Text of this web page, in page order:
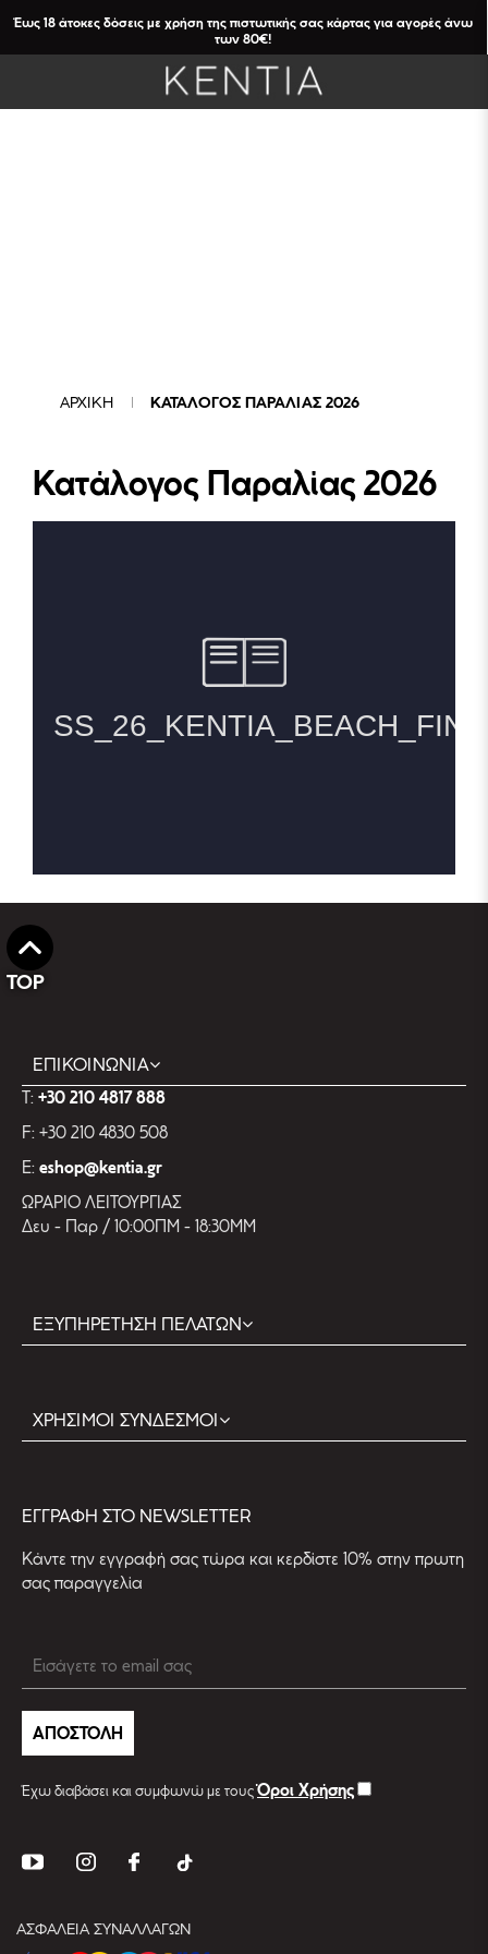
ΑΡΧΙΚΗ ΚΑΤΑΛΟΓΟΣ ΠΑΡΑΛΙΑΣ 2026
Κατάλογος Παραλίας 2026
TOP
ΕΠΙΚΟΙΝΩΝΙΑ
T: +30 210 4817 888
F: +30 210 4830 508
E: eshop@kentia.gr
ΩΡΑΡΙΟ ΛΕΙΤΟΥΡΓΙΑΣ
Δευ - Παρ / 10:00ΠΜ - 18:30ΜΜ
ΕΞΥΠΗΡΕΤΗΣΗ ΠΕΛΑΤΩΝ
ΧΡΗΣΙΜΟΙ ΣΥΝΔΕΣΜΟΙ
EΓΓΡΑΦΗ ΣΤΟ NEWSLETTER
Kάντε την εγγραφή σας τώρα και κερδίστε 10% στην πρωτη
σας παραγγελία
ΑΠΟΣΤΟΛΗ
Έχω διαβάσει και συμφωνώ με τουςΌροι Χρήσης
ΑΣΦΑΛΕΙΑ ΣΥΝΑΛΛΑΓΩΝ
Έως 18 άτοκες δόσεις με χρήση της πιστωτικής σας κάρτας για αγορές άνω
των 80€!